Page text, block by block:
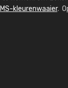
kleurenwaaier.